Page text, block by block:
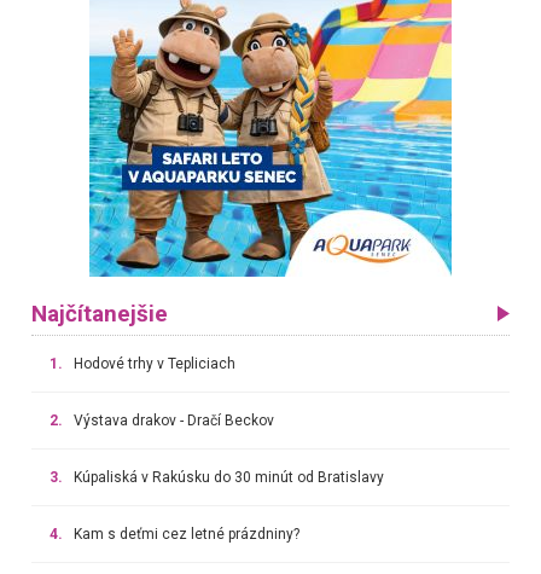
Najčítanejšie
1. Hodové trhy v Tepliciach
2. Výstava drakov - Dračí Beckov
3. Kúpaliská v Rakúsku do 30 minút od Bratislavy
4. Kam s deťmi cez letné prázdniny?